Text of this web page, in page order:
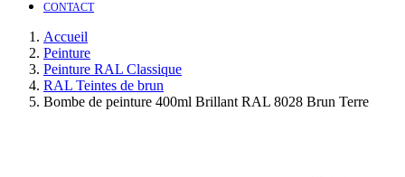
CONTACT
Accueil
Peinture
Peinture RAL Classique
RAL Teintes de brun
Bombe de peinture 400ml Brillant RAL 8028 Brun Terre